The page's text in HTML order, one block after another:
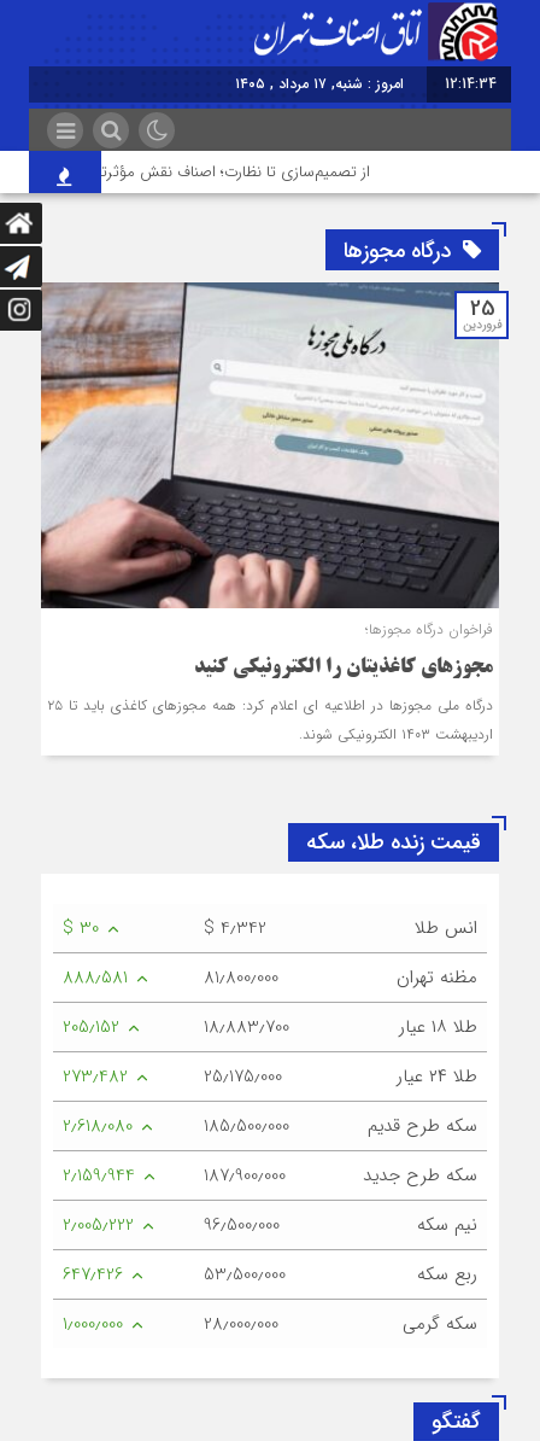
12:14:35 امروز : شنبه, ۱۷ مرداد , ۱۴۰۵
از تصمیم‌سازی تا نظارت؛ اصناف نقش مؤثرتری در بازار
درگاه مجوزها
25
فروردین
فراخوان درگاه مجوزها؛
مجوزهای کاغذی‎تان را الکترونیکی کنید
درگاه ملی مجوزها در اطلاعیه ای اعلام کرد: همه مجوزهای کاغذی باید تا ۲۵
اردیبهشت ۱۴۰۳ الکترونیکی شوند.
قیمت زنده طلا، سکه
انس طلا $ 4٫342
$ 30
مظنه تهران
81٫800٫000
888٫581
طلا ۱۸ عیار
18٫883٫700
205٫152
طلا ۲۴ عیار
25٫175٫000
273٫482
سکه طرح قدیم
185٫500٫000
2٫618٫080
سکه طرح جدید
187٫900٫000
2٫159٫944
نیم سکه
96٫500٫000
2٫005٫222
ربع سکه
53٫500٫000
647٫426
سکه گرمی
28٫000٫000 1٫000٫000
گفتگو